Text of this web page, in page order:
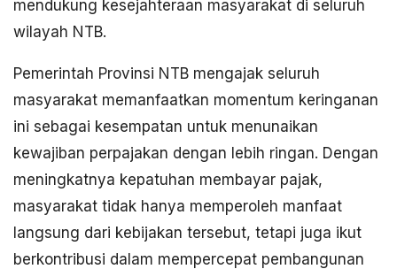
mendukung kesejahteraan masyarakat di seluruh
wilayah NTB.
Pemerintah Provinsi NTB mengajak seluruh
masyarakat memanfaatkan momentum keringanan
ini sebagai kesempatan untuk menunaikan
kewajiban perpajakan dengan lebih ringan. Dengan
meningkatnya kepatuhan membayar pajak,
masyarakat tidak hanya memperoleh manfaat
langsung dari kebijakan tersebut, tetapi juga ikut
berkontribusi dalam mempercepat pembangunan